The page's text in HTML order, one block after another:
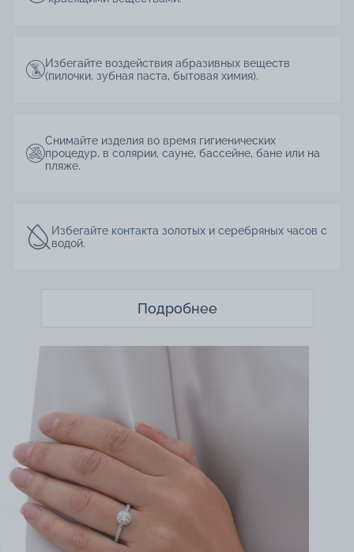
Избегайте воздействия абразивных веществ
(пилочки, зубная паста, бытовая химия).
Снимайте изделия во время гигиенических
процедур, в солярии, сауне, бассейне, бане или на
пляже.
Избегайте контакта золотых и серебряных часов с
водой.
Подробнее